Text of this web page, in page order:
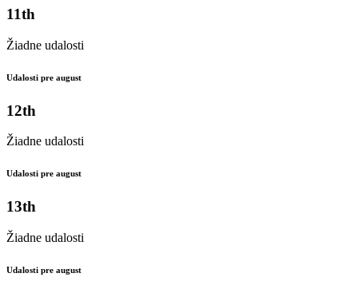
11th
Žiadne udalosti
Udalosti pre august
12th
Žiadne udalosti
Udalosti pre august
13th
Žiadne udalosti
Udalosti pre august